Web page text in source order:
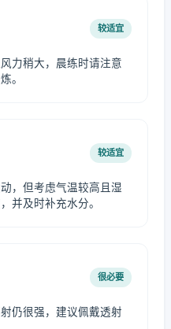
较适宜
力稍大，晨练时请注意
。
较适宜
，但考虑气温较高且湿
并及时补充水分。
很必要
仍很强，建议佩戴透射